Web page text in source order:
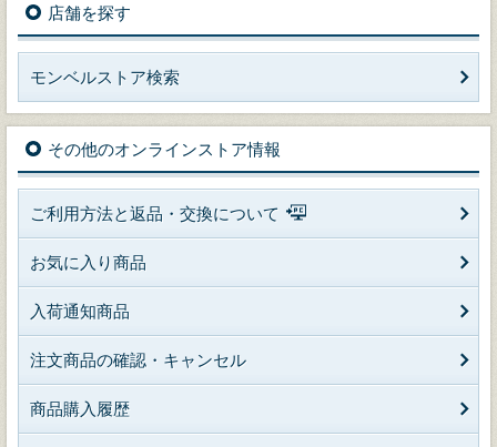
店舗を探す
モンベルストア検索
その他のオンラインストア情報
ご利用方法と返品・交換について
お気に入り商品
入荷通知商品
注文商品の確認・キャンセル
商品購入履歴